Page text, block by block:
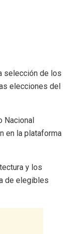
selección de los
elecciones del
Nacional
en la plataforma
y los
de elegibles